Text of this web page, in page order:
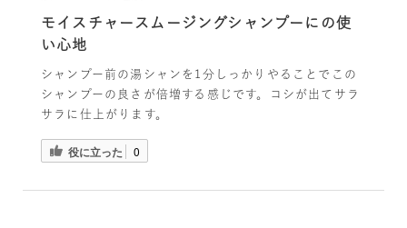
モイスチャースムージングシャンプーにの使
い心地
シャンプー前の湯シャンを1分しっかりやることでこの
シャンプーの良さが倍増する感じです。コシが出てサラ
サラに仕上がります。
役に立った 0